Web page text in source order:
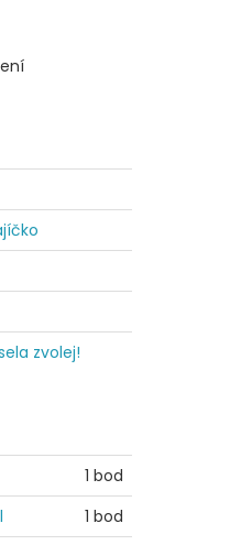
zvolej!
1 bod
1 bod